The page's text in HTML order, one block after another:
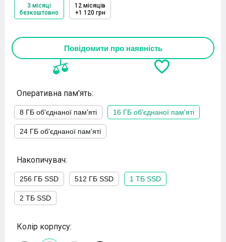
3 місяці
безкоштовно
12 місяців
+1 120 грн
Повідомити про наявність
Оперативна пам'ять:
8 ГБ об'єднаної пам'яті 16 ГБ об'єднаної пам'яті
24 ГБ об'єднаної пам'яті
Накопичувач:
256 ГБ SSD 512 ГБ SSD 1 ТБ SSD
2 ТБ SSD
Колір корпусу: